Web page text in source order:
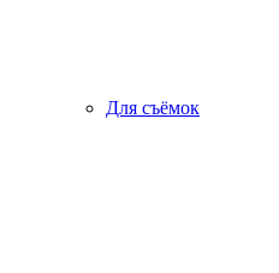
Для съёмок